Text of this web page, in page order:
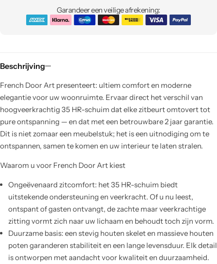
Garandeer een veilige afrekening:
Beschrijving
French Door Art presenteert: ultiem comfort en moderne
elegantie voor uw woonruimte. Ervaar direct het verschil van
hoogveerkrachtig 35 HR-schuim dat elke zitbeurt omtovert tot
pure ontspanning — en dat met een betrouwbare 2 jaar garantie.
Dit is niet zomaar een meubelstuk; het is een uitnodiging om te
ontspannen, samen te komen en uw interieur te laten stralen.
Waarom u voor French Door Art kiest
Ongeëvenaard zitcomfort: het 35 HR-schuim biedt
uitstekende ondersteuning en veerkracht. Of u nu leest,
ontspant of gasten ontvangt, de zachte maar veerkrachtige
zitting vormt zich naar uw lichaam en behoudt toch zijn vorm.
Duurzame basis: een stevig houten skelet en massieve houten
poten garanderen stabiliteit en een lange levensduur. Elk detail
is ontworpen met aandacht voor kwaliteit en duurzaamheid.